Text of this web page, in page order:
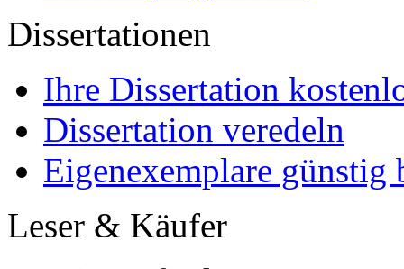
Dissertationen
Ihre Dissertation
Dissertation veredeln
Eigenexemplare günstig
Leser & Käufer